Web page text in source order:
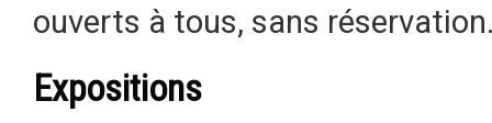
ouverts à tous, sans
Expositions